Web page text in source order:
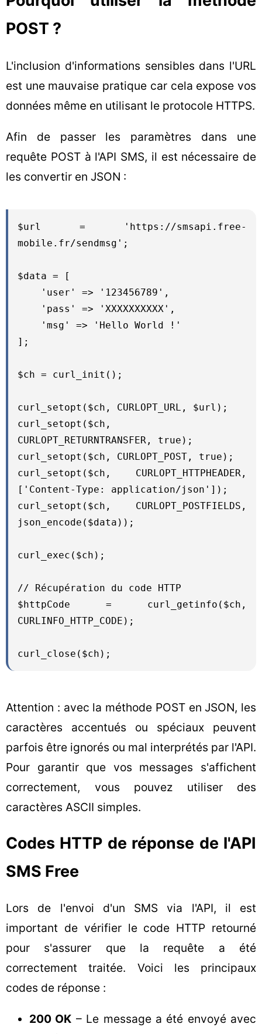
POST ?
L'inclusion d'informations sensibles dans l'URL
est une mauvaise pratique car cela expose vos
données même en utilisant le protocole HTTPS.
Afin de passer les paramètres dans une
requête POST à l'API SMS, il est nécessaire de
les convertir en JSON :
$url = 'https://smsapi.free-
mobile.fr/sendmsg';
$data = [
];
$ch = curl_init();
curl_setopt($ch, CURLOPT_URL, $url);
curl_setopt($ch,
CURLOPT_RETURNTRANSFER, true);
curl_setopt($ch, CURLOPT_POST, true);
curl_setopt($ch, CURLOPT_HTTPHEADER,
['Content-Type: application/json']);
curl_setopt($ch, CURLOPT_POSTFIELDS,
json_encode($data));
curl_exec($ch);
// Récupération du code HTTP
$httpCode = curl_getinfo($ch,
CURLINFO_HTTP_CODE);
curl_close($ch);
Attention : avec la méthode POST en JSON, les
caractères accentués ou spéciaux peuvent
parfois être ignorés ou mal interprétés par l'API.
Pour garantir que vos messages s'affichent
correctement, vous pouvez utiliser des
caractères ASCII simples.
Codes HTTP de réponse de l'API
SMS Free
Lors de l'envoi d'un SMS via l'API, il est
important de vérifier le code HTTP retourné
pour s'assurer que la requête a été
correctement traitée. Voici les principaux
codes de réponse :
200 OK – Le message a été envoyé avec